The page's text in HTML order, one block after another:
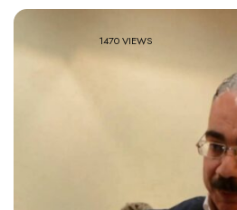
1470 VIEWS